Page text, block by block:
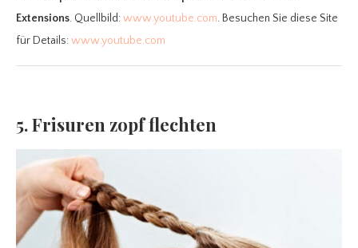
Extensions. Quellbild:www.youtube.com. Besuchen Sie diese Site
für Details:www.youtube.com
5. Frisuren zopf flechten